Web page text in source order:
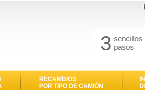
3 sencillos
pasos
RECAMBIOS
POR TIPO DE CAMIÓN